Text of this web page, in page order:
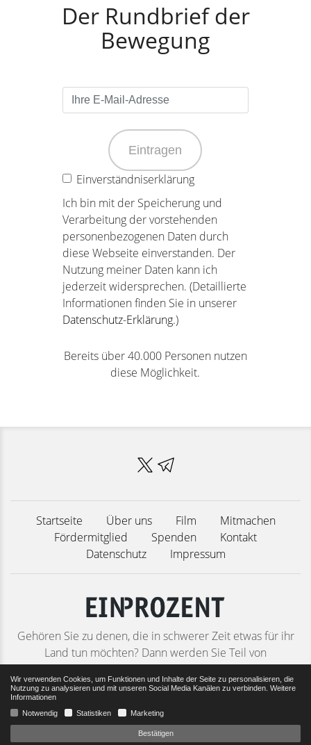
Der Rundbrief der
Bewegung
Eintragen
Einverständniserklärung
Ich bin mit der Speicherung und
Verarbeitung der vorstehenden
personenbezogenen Daten durch
diese Webseite einverstanden. Der
Nutzung meiner Daten kann ich
jederzeit widersprechen. (Detaillierte
Informationen finden Sie in unserer
Datenschutz-Erklärung.)
Bereits über 40.000 Personen nutzen
diese Möglichkeit.
Startseite Über uns Film
Mitmachen
Fördermitglied
Spenden
Kontakt
Datenschutz
Impressum
Gehören Sie zu denen, die in schwerer Zeit etwas für ihr
Land tun möchten? Dann werden Sie Teil von
Deutschlands größtem patriotischen Bürgernetzwerk! Ob
als Förderer oder Mitstreiter – jede helfende Hand ist
Wir verwenden Cookies, um Funktionen und Inhalte der Seite zu personalisieren, die
Nutzung zu analysieren und mit unseren Social Media Kanälen zu verbinden. Weitere
Informationen
Notwendig
Statistiken Marketing
Bestätigen